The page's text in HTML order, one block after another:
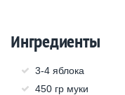
Ингредиенты
3-4 яблока
450 гр муки